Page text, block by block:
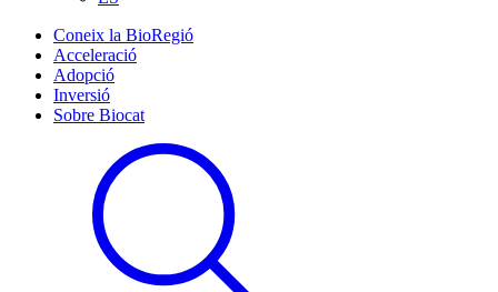
Coneix la BioRegió
Acceleració
Adopció
Inversió
Sobre Biocat